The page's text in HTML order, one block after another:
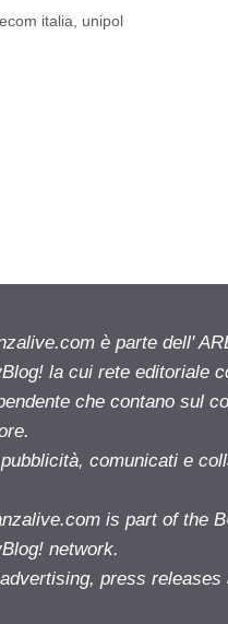
italia
unipol
è parte dell'
la cui rete editoriale
che contano sul
comunicati e
is part of the
network.
press releases